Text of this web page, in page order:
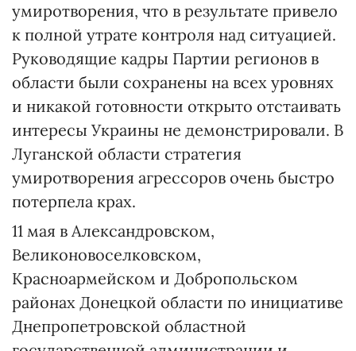
умиротворения, что в результате привело
к полной утрате контроля над ситуацией.
Руководящие кадры Партии регионов в
области были сохранены на всех уровнях
и никакой готовности открыто отстаивать
интересы Украины не демонстрировали. В
Луганской области стратегия
умиротворения агрессоров очень быстро
потерпела крах.
11 мая в Александровском,
Великоновоселковском,
Красноармейском и Добропольском
районах Донецкой области по инициативе
Днепропетровской областной